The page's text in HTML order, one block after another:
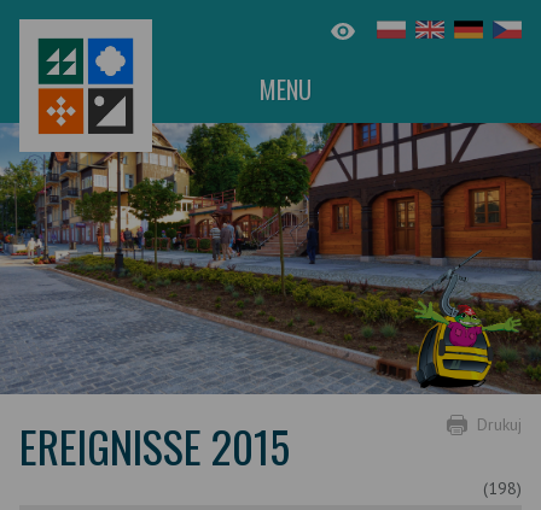
MENU
Drukuj
EREIGNISSE 2015
(198)